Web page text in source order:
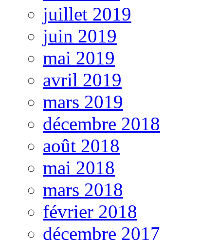
juillet 2019
juin 2019
mai 2019
avril 2019
mars 2019
décembre 2018
août 2018
mai 2018
mars 2018
février 2018
décembre 2017